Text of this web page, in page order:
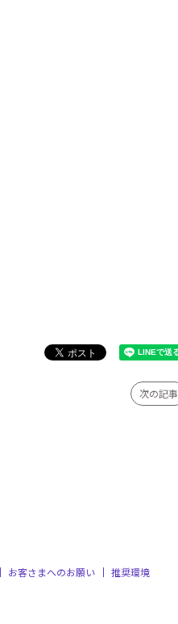
次の記事
お客さまへのお願い 推奨環境